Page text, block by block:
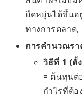
ยืดหยุ่นได้ขึ้นอ
ทางการตลาด
การคำนวณรา
วิธีที่ 1 (ตั้
= ต้นทุนต่
กำไรที่ต้อ